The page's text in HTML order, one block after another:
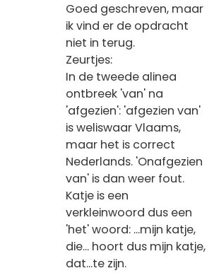
Goed geschreven, maar
ik vind er de opdracht
niet in terug.
Zeurtjes:
In de tweede alinea
ontbreek 'van' na
'afgezien': 'afgezien van'
is weliswaar Vlaams,
maar het is correct
Nederlands. 'Onafgezien
van' is dan weer fout.
Katje is een
verkleinwoord dus een
'het' woord: ...mijn katje,
die... hoort dus mijn katje,
dat...te zijn.